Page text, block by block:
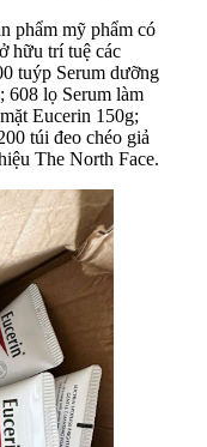
phẩm mỹ phẩm có
hữu trí tuệ các
tuýp Serum dưỡng
608 lọ Serum làm
Eucerin 150g;
túi đeo chéo giả
The North Face.